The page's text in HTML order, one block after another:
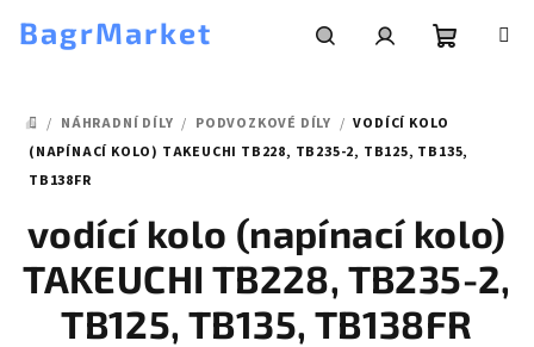
BagrMarket
košík
DOMŮ
/ NÁHRADNÍ DÍLY / PODVOZKOVÉ DÍLY / VODÍCÍ KOLO
(NAPÍNACÍ KOLO) TAKEUCHI TB228, TB235-2, TB125, TB135,
TB138FR
vodící kolo (napínací kolo)
TAKEUCHI TB228, TB235-2,
TB125, TB135, TB138FR